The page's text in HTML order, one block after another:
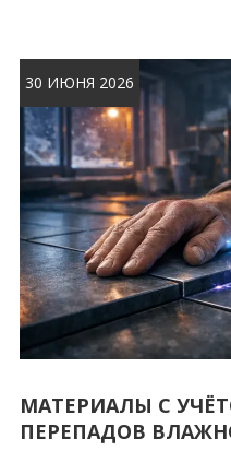
30 ИЮНЯ 2026
МАТЕРИАЛЫ С
ПЕРЕПАДОВ